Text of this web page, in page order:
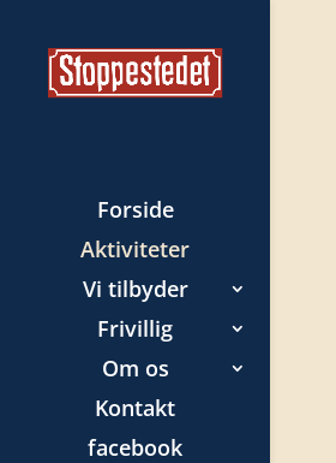
Forside
Aktiviteter
Vi tilbyder
Frivillig
Om os
Kontakt
facebook